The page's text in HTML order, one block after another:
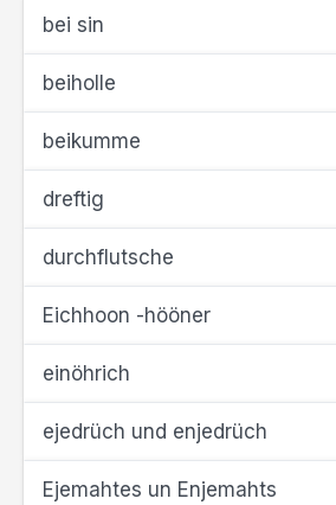
bei sin
beiholle
beikumme
dreftig
durchflutsche
Eichhoon -hööner
einöhrich
ejedrüch und enjedrüch
Ejemahtes un Enjemahts